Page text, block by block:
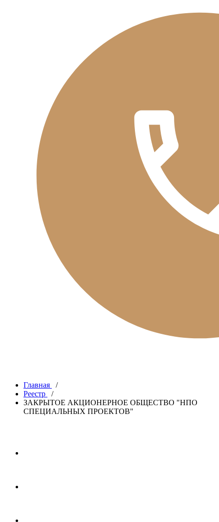
Главная
/
Реестр
/
ЗАКРЫТОЕ АКЦИОНЕРНОЕ ОБЩЕСТВО "НПО
СПЕЦИАЛЬНЫХ ПРОЕКТОВ"